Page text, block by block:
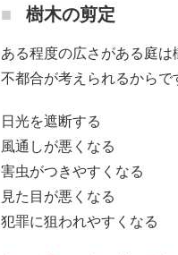
樹木の剪定
ある程度の広さがある庭
不都合が考えられるからで
日光を遮断する
風通しが悪くなる
害虫がつきやすくなる
見た目が悪くなる
犯罪に狙われやすくなる